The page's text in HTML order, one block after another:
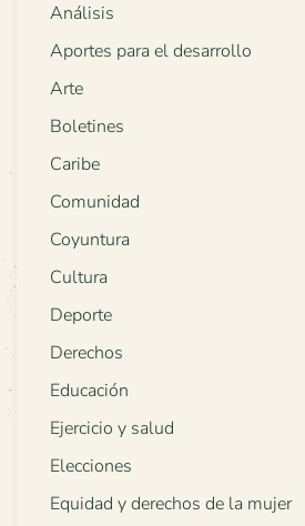
Análisis
Aportes para el desarrollo
Arte
Boletines
Caribe
Comunidad
Coyuntura
Cultura
Deporte
Derechos
Educación
Ejercicio y salud
Elecciones
Equidad y derechos de la mujer